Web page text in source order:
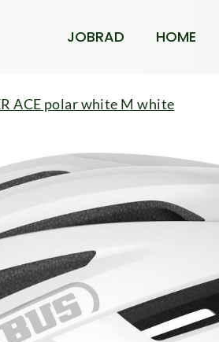
JOBRAD HOME
ACE polar white M white